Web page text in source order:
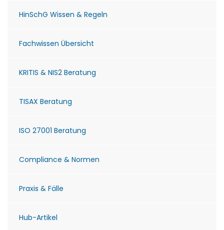
HinSchG Wissen & Regeln
Fachwissen Übersicht
KRITIS & NIS2 Beratung
TISAX Beratung
ISO 27001 Beratung
Compliance & Normen
Praxis & Fälle
Hub-Artikel